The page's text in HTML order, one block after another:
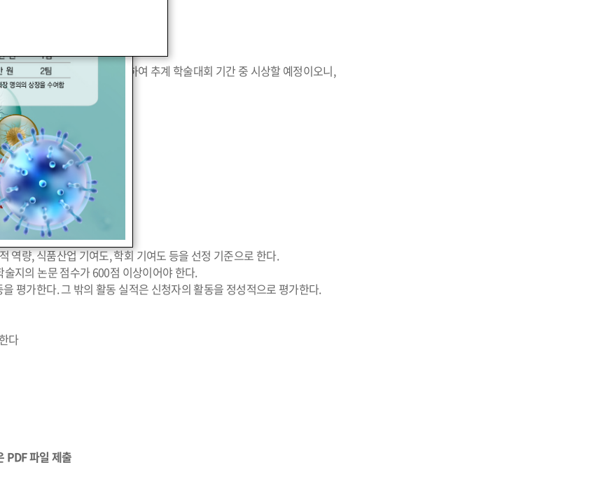
식품과학상 수상자를 선정하여 추계 학술대회 기간 중 시상할 예정이오니,
역량, 식품산업 기여도, 학회 기여도 등을 선정 기준으로 한다.
지의 논문 점수가 600점 이상이어야 한다.
평가한다. 그 밖의 활동 실적은 신청자의 활동을 정성적으로 평가한다.
다
파일 제출